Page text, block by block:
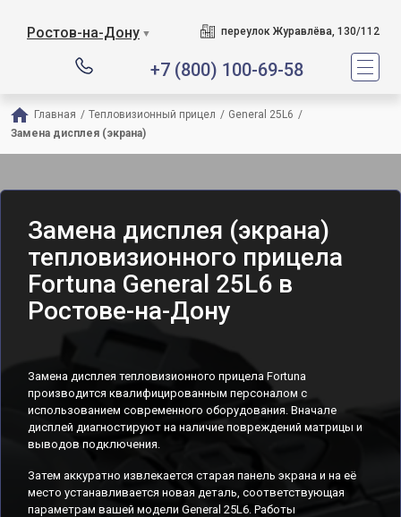
Ростов-на-Дону ▼ переулок Журавлёва, 130/112
+7 (800) 100-69-58
Главная / Тепловизионный прицел / General 25L6 /
Замена дисплея (экрана)
Замена дисплея (экрана)
тепловизионного прицела
Fortuna General 25L6 в
Ростове-на-Дону
Замена дисплея тепловизионного прицела Fortuna
производится квалифицированным персоналом с
использованием современного оборудования. Вначале
дисплей диагностируют на наличие повреждений матрицы и
выводов подключения.
Затем аккуратно извлекается старая панель экрана и на её
место устанавливается новая деталь, соответствующая
параметрам вашей модели General 25L6. Работы